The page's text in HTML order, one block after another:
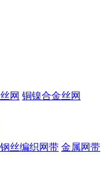
网 铜镍合金丝网
丝编织网带 金属网带